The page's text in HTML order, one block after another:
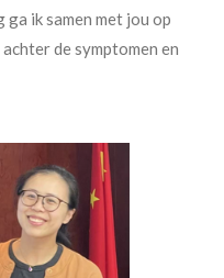
ik samen met jou op
de symptomen en